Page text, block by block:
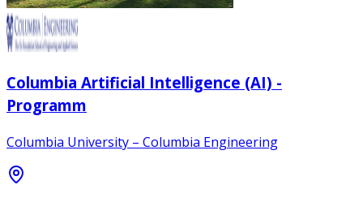
Columbia Artificial Intelligence (AI) -
Programm
Columbia University – Columbia Engineering